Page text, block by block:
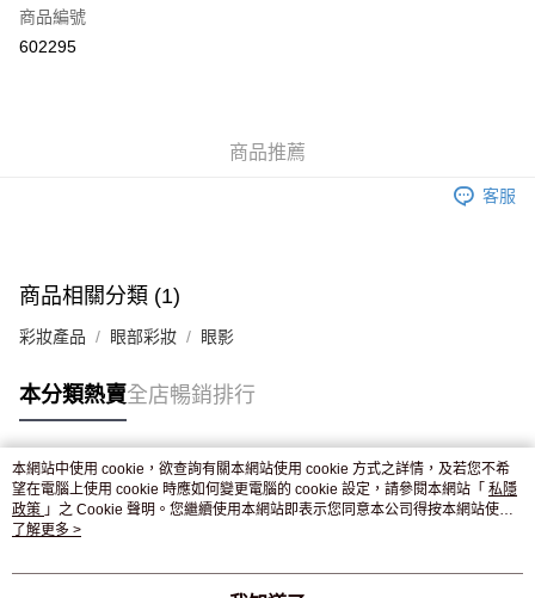
Apple Pay
付款後門市自取，訂單確認後2-4個工作天到店，7天內取。逾期後
商品編號
602295
商品推薦
客服
商品相關分類 (1)
彩妝產品 眼部彩妝 眼影
本分類熱賣全店暢銷排行
熱門標籤
熱銷排行
本網站中使用 cookie，欲查詢有關本網站使用 cookie 方式之詳情，及若您不希
望在電腦上使用 cookie 時應如何變更電腦的 cookie 設定，請參閱本網站「 私隱
政策 」之 Cookie 聲明。您繼續使用本網站即表示您同意本公司得按本網站使用
條款之 Cookie 聲明使用 cookie。
了解更多 >